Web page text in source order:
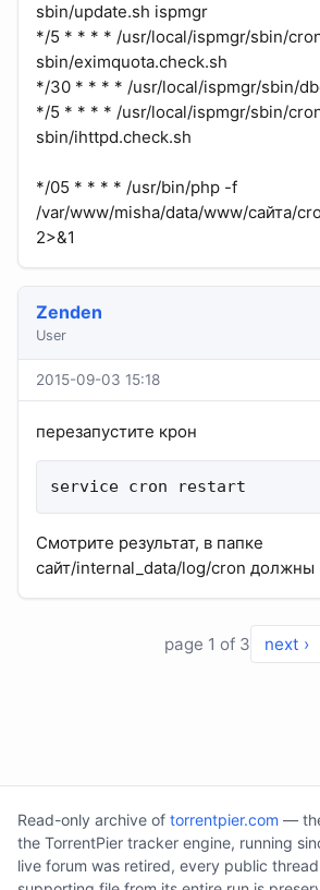
sbin/update.sh ispmgr
*/5 * * * * /usr/local/ispmgr/sbin/
sbin/eximquota.check.sh
*/30 * * * * /usr/local/ispmgr/sbin/
*/5 * * * * /usr/local/ispmgr/sbin/
sbin/ihttpd.check.sh
*/05 * * * * /usr/bin/php -f
/var/www/misha/data/www/сайта/
2>&1
Zenden
User
2015-09-03 15:18
перезапустите крон
service cron restart
Смотрите результат, в папке
сайт/internal_data/log/cron должны
page 1 of 3 next ›
Read-only archive of torrentpier.com —
the TorrentPier tracker engine, running
live forum was retired, every public